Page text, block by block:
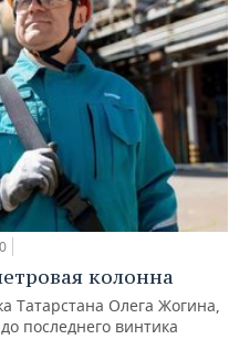
колонна
Татарстана Олега Жогина,
последнего винтика